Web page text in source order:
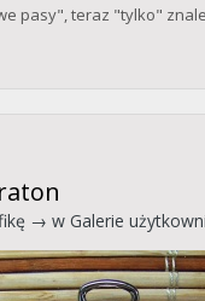
pasy", teraz "tylko"
→ w Galerie